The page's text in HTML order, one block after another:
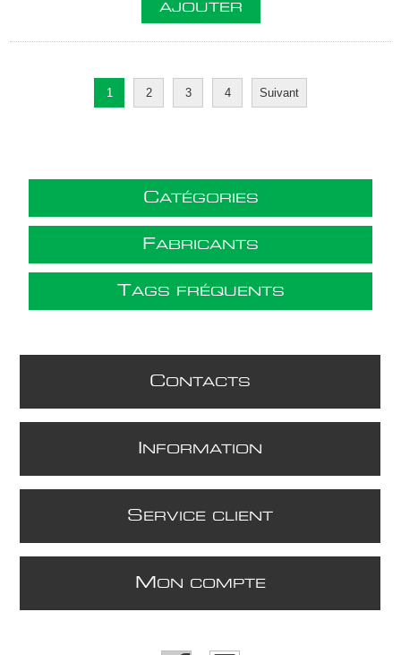
AJOUTER
1 2 3 4 Suivant
CATÉGORIES
FABRICANTS
TAGS FRÉQUENTS
CONTACTS
NFORMATION
S ERVICE CLIENT
M ON COMPTE